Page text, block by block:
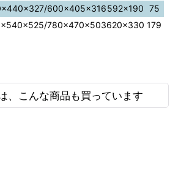
600×405×316592×190 75
780×470×503620×330 179
、こんな商品も買っています